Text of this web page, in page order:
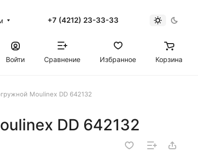
+7 (4212) 23-33-33
Войти
Сравнение Избранное Корзина
Moulinex DD 642132
DD 642132